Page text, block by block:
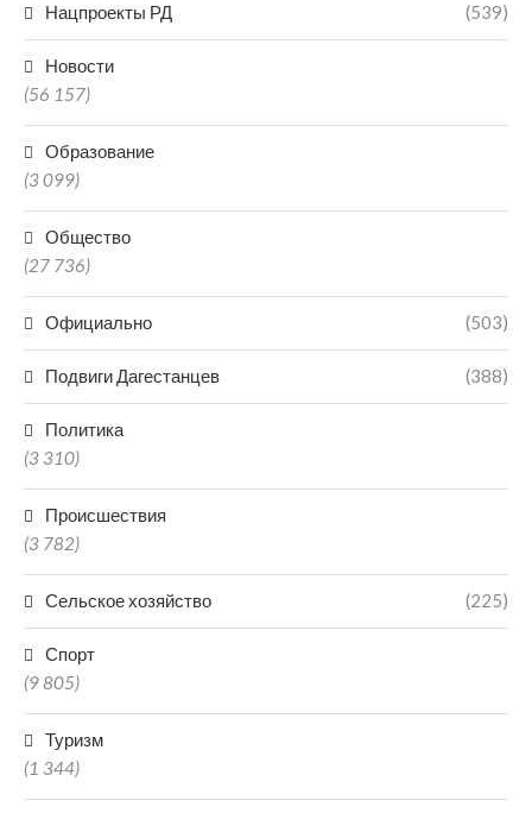
Нацпроекты РД (539)
Новости
(56 157)
Образование
(3 099)
Общество
(27 736)
Официально (503)
Подвиги Дагестанцев (388)
Политика
(3 310)
Происшествия
(3 782)
Сельское хозяйство (225)
Спорт
(9 805)
Туризм
(1 344)